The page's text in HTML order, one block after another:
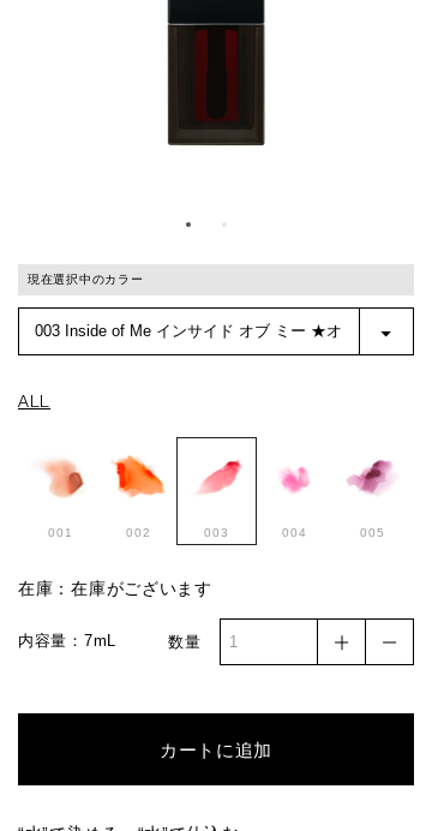
現在選択中のカラー
ALL
001 002 003 004 005
在庫：在庫がございます
内容量：7mL 数量
カートに追加